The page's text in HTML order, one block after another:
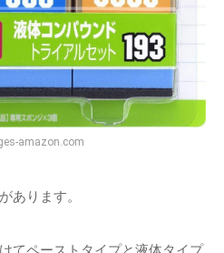
amazon.com
あります。